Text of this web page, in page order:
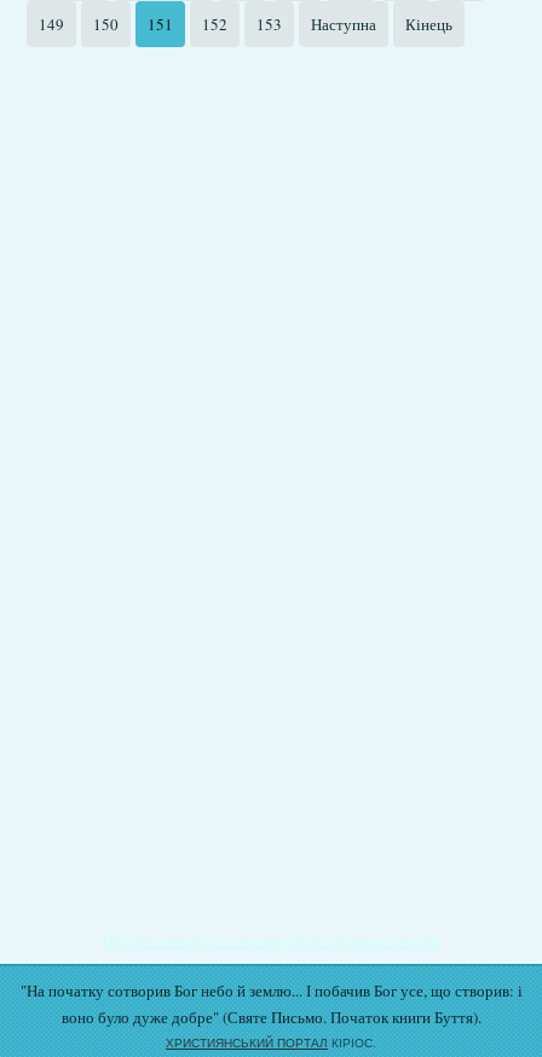
149 150 151 152 153 Наступна Кінець
Подати записку на молитву Богослужіння онлайн
"На початку сотворив Бог небо й землю... І побачив Бог усе, що створив: і
воно було дуже добре" (Святе Письмо. Початок книги Буття).
ХРИСТИЯНСЬКИЙ ПОРТАЛ КІРІОС.